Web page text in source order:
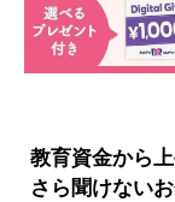
教育資金から
さら聞けない